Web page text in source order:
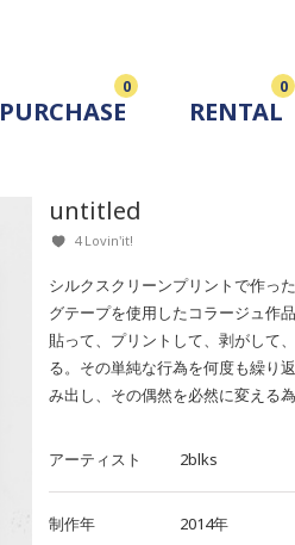
PURCHASE
0
RENTAL
0
untitled
4 Lovin'it!
シルクスクリーンプリントで作っ
グテープを使用したコラージュ作品
貼って、プリントして、剥がして
る。その単純な行為を何度も繰り
み出し、その偶然を必然に変える
アーティスト 2blks
制作年 2014年